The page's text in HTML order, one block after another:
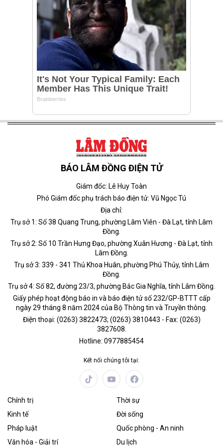
BÁO LÂM ĐỒNG ĐIỆN TỬ
Giám đốc: Lê Huy Toàn
Phó Giám đốc phụ trách báo điện tử: Vũ Ngọc Tú
Địa chỉ:
Trụ sở 1: Số 38 Quang Trung, phường Lâm Viên - Đà Lạt, tỉnh Lâm
Đồng.
Trụ sở 2: Số 10 Trần Hưng Đạo, phường Xuân Hương - Đà Lạt, tỉnh
Lâm Đồng.
Trụ sở 3: 339 - 341 Thủ Khoa Huân, phường Phú Thủy, tỉnh Lâm
Đồng.
Trụ sở 4: Số 82, đường 23/3, phường Bắc Gia Nghĩa, tỉnh Lâm Đồng.
Giấy phép hoạt động báo in và báo điện tử số 232/GP-BTTT cấp
ngày 29 tháng 8 năm 2024 của Bộ Thông tin và Truyền thông.
Điện thoại: (0263) 3822473; (0263) 3810443 - Fax: (0263)
3827608.
Hotline: 0977885454
Kết nối chúng tôi tại:
Chính trị
Thời sự
Kinh tế
Đời sống
Pháp luật
Quốc phòng - An ninh
Văn hóa - Giải trí
Du lịch